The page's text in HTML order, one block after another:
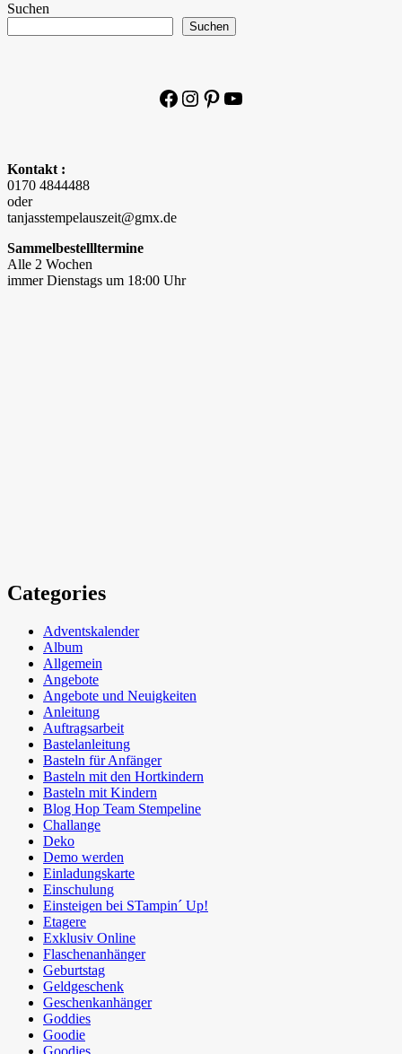
Suchen
Suchen
Facebook
Instagram
Pinterest
YouTube
Kontakt :
0170 4844488
oder
tanjasstempelauszeit@gmx.de
Sammelbestellltermine
Alle 2 Wochen
immer Dienstags um 18:00 Uhr
Categories
Adventskalender
Album
Allgemein
Angebote
Angebote und Neuigkeiten
Anleitung
Auftragsarbeit
Bastelanleitung
Basteln für Anfänger
Basteln mit den Hortkindern
Basteln mit Kindern
Blog Hop Team Stempeline
Challange
Deko
Demo werden
Einladungskarte
Einschulung
Einsteigen bei STampin´ Up!
Etagere
Exklusiv Online
Flaschenanhänger
Geburtstag
Geldgeschenk
Geschenkanhänger
Goddies
Goodie
Goodies